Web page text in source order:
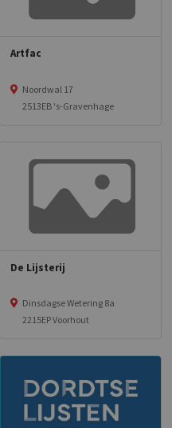
Artfac
Noordwal 17
2513EB 's-Gravenhage
De Lijsterij
Dinsdagse Wetering 8a
2215EP Voorhout